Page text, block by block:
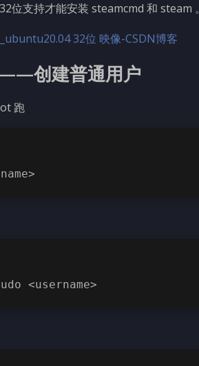
位支持才能安装 steamcmd 和 steam 。
32位 映像-CSDN博客
创建普通用户
跑
<username>